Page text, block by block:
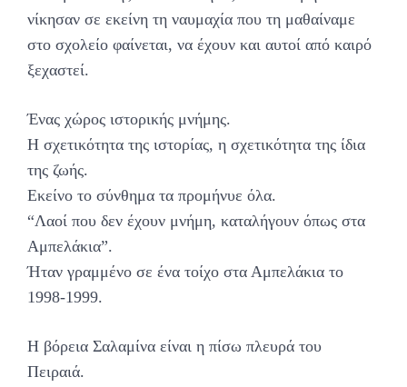
νίκησαν σε εκείνη τη ναυμαχία που τη μαθαίναμε
στο σχολείο φαίνεται, να έχουν και αυτοί από καιρό
ξεχαστεί.
Ένας χώρος ιστορικής μνήμης.
Η σχετικότητα της ιστορίας, η σχετικότητα της ίδια
της ζωής.
Εκείνο το σύνθημα τα προμήνυε όλα.
“Λαοί που δεν έχουν μνήμη, καταλήγουν όπως στα
Αμπελάκια”.
Ήταν γραμμένο σε ένα τοίχο στα Αμπελάκια το
1998-1999.
Η βόρεια Σαλαμίνα είναι η πίσω πλευρά του
Πειραιά.